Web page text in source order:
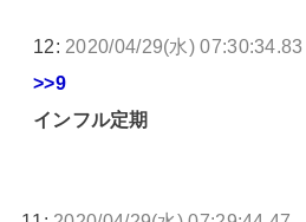
12: 2020/04/29(水) 07:30:34.83
>>9
インフル定期